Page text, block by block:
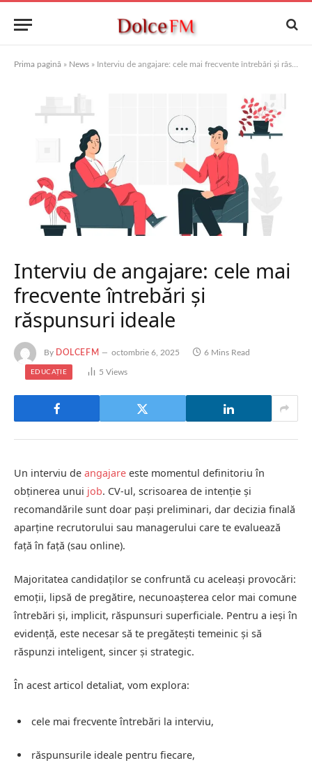
Prima pagină » News » Interviu de angajare: cele mai frecvente întrebări și răspunsuri ideale
Interviu de angajare: cele mai
frecvente întrebări și
răspunsuri ideale
By DOLCEFM octombrie 6, 2025 6 Mins Read
EDUCAȚIE 5Views
Un interviu de angajare este momentul definitoriu în
obținerea unui job. CV-ul, scrisoarea de intenție și
recomandările sunt doar pași preliminari, dar decizia finală
aparține recrutorului sau managerului care te evaluează
față în față (sau online).
Majoritatea candidaților se confruntă cu aceleași provocări:
emoții, lipsă de pregătire, necunoașterea celor mai comune
întrebări și, implicit, răspunsuri superficiale. Pentru a ieși în
evidență, este necesar să te pregătești temeinic și să
răspunzi inteligent, sincer și strategic.
În acest articol detaliat, vom explora:
cele mai frecvente întrebări la interviu,
răspunsurile ideale pentru fiecare,